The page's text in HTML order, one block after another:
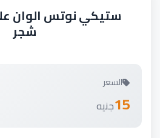
ستيكي نوتس الوان
شجر
السعر
15جنيه